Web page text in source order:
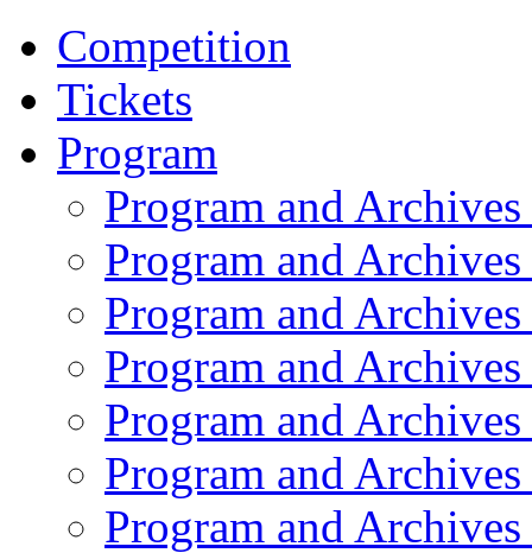
Competition
Tickets
Program
Program and
Program and
Program and
Program and
Program and
Program and
Program and